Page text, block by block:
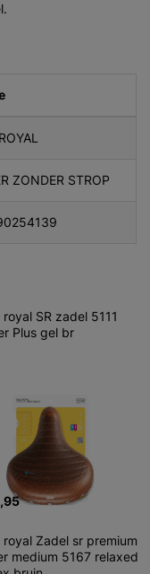
ZONDER STROP
royal SR zadel 5111
Plus gel br
royal Zadel sr premium
medium 5167 relaxed